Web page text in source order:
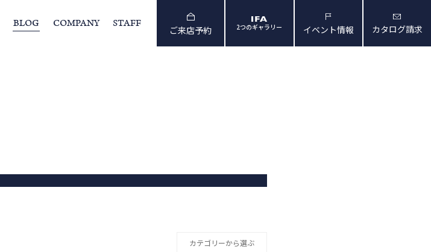
BLOG COMPANY STAFF
ご来店予約 2つのギャラリー イベント情報 カタログ請求
カテゴリーから選ぶ